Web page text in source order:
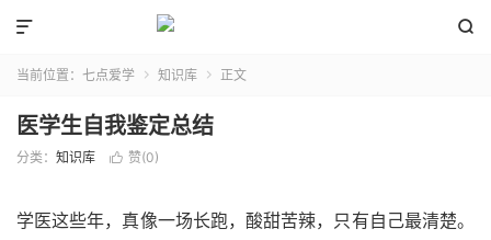


当前位置： 七点爱学  知识库  正文
医学生自我鉴定总结
分类： 知识库  赞(0)
学医这些年，真像一场长跑，酸甜苦辣，只有自己最清楚。